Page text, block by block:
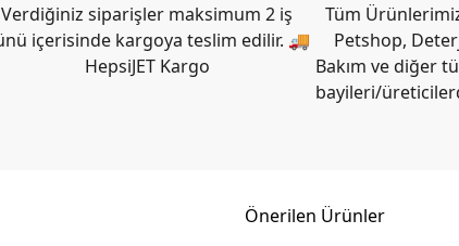
Verdiğiniz siparişler maksimum 2 iş
içerisinde kargoya teslim edilir. 🚚
HepsiJET Kargo
Tüm
Petshop,
Bakım ve diğer
bayileri/
Önerilen Ürünler